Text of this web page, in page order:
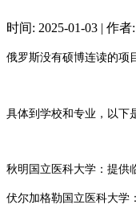
时间: 2025-01-03 | 作者:
俄罗斯没有硕博连读的项
具体到学校和专业，以下
秋明国立医科大学‌：提供
伏尔加格勒国立医科大学‌